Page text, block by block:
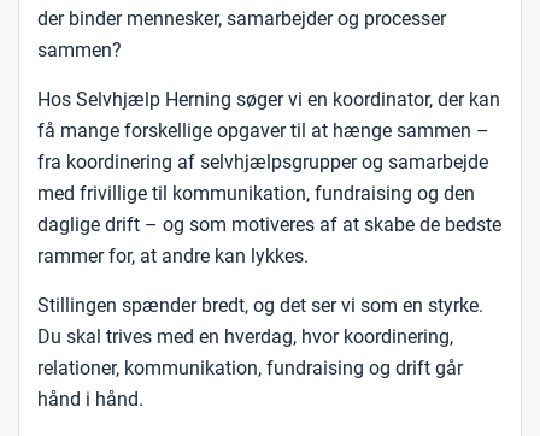
der binder mennesker, samarbejder og processer
sammen?
Hos Selvhjælp Herning søger vi en koordinator, der kan
få mange forskellige opgaver til at hænge sammen –
fra koordinering af selvhjælpsgrupper og samarbejde
med frivillige til kommunikation, fundraising og den
daglige drift – og som motiveres af at skabe de bedste
rammer for, at andre kan lykkes.
Stillingen spænder bredt, og det ser vi som en styrke.
Du skal trives med en hverdag, hvor koordinering,
relationer, kommunikation, fundraising og drift går
hånd i hånd.